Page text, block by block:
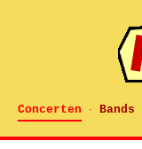
Concerten · Bands